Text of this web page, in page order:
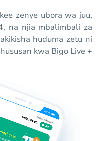
zenye ubora wa juu,
na njia mbalimbali za
huduma zetu ni
kwa Bigo Live +